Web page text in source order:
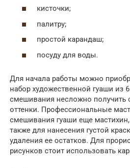
кисточки;
палитру;
простой карандаш;
посуду для воды.
Для начала работы можно
набор художественной гуаши из
смешивания несложно получить
оттенки. Профессиональные
смешивания гуаши еще
также для нанесения густой
удаления ее остатков. Для
рисунков стоит использовать